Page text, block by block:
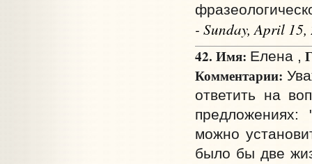
- Sunday, April
42. Имя: Елена ,
Комментарии:
ответить на
можно
было бы две